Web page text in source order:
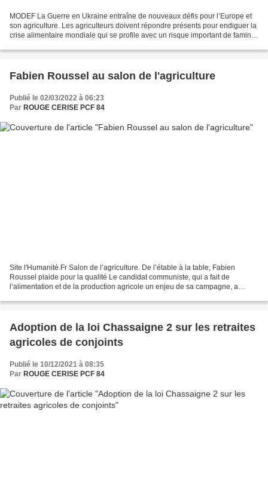
MODEF La Guerre en Ukraine entraîne de nouveaux défis pour l’Europe et
son agriculture. Les agriculteurs doivent répondre présents pour endiguer la
crise alimentaire mondiale qui se profile avec un risque important de famine
Fabien Roussel au salon de l'agriculture
Publié le 02/03/2022 à 06:23
Par ROUGE CERISE PCF 84
Site l'Humanité.Fr Salon de l’agriculture. De l’étable à la table, Fabien
Roussel plaide pour la qualité Le candidat communiste, qui a fait de
l’alimentation et de la production agricole un enjeu de sa campagne, a
Adoption de la loi Chassaigne 2 sur les retraites
agricoles de conjoints
Publié le 10/12/2021 à 08:35
Par ROUGE CERISE PCF 84